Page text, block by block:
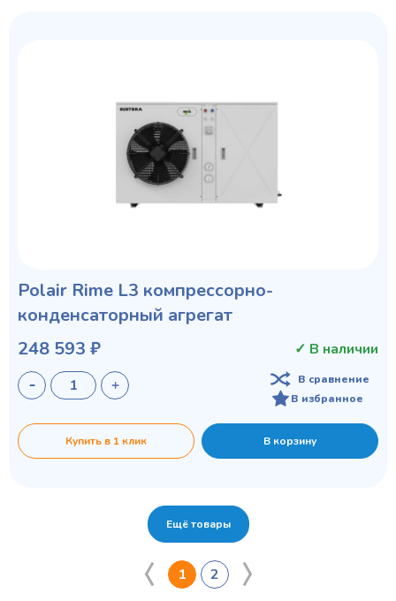
Polair Rime L3 компрессорно-
конденсаторный агрегат
248 593 ₽
✓ В наличии
В сравнение
В избранное
Купить в 1 клик В корзину
Ещё товары
1 2